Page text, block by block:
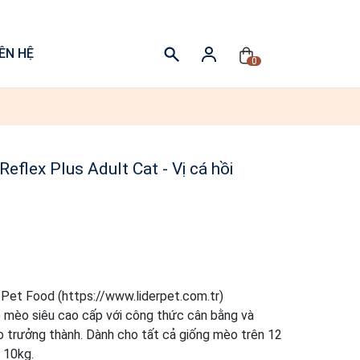
HỆ 0
Plus Adult Cat - Vị cá hồi
Food (https://www.liderpet.com.tr)
siêu cao cấp với công thức cân bằng và
trưởng thành. Dành cho tất cả giống mèo trên 12